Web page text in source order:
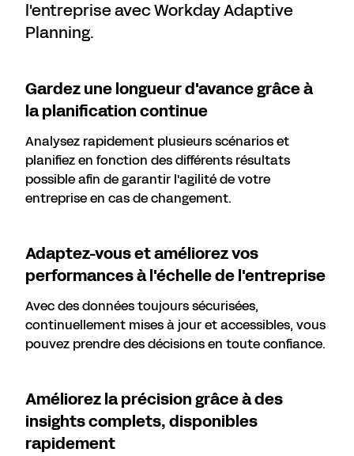
l'entreprise avec Workday Adaptive
Planning.
Gardez une longueur d'avance grâce à
la planification continue
Analysez rapidement plusieurs scénarios et
planifiez en fonction des différents résultats
possible afin de garantir l'agilité de votre
entreprise en cas de changement.
Adaptez-vous et améliorez vos
performances à l'échelle de l'entreprise
Avec des données toujours sécurisées,
continuellement mises à jour et accessibles, vous
pouvez prendre des décisions en toute confiance.
Améliorez la précision grâce à des
insights complets, disponibles
rapidement